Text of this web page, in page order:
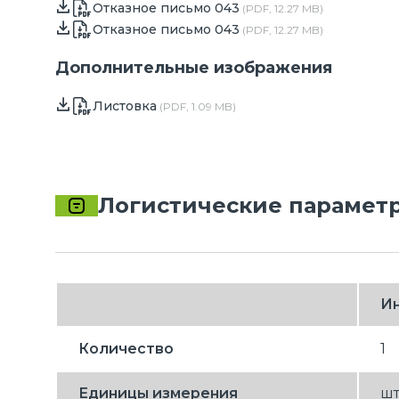
Отказное письмо 043 (PDF, 12.27 MB)
Отказное письмо 043 (PDF, 12.27 MB)
Дополнительные изображения
Листовка (PDF, 1.09 MB)
Логистические
Количество 1
Единицы измерения шт